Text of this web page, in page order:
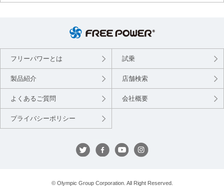
フリーパワーとは 試乗
製品紹介 店舗検索
よくあるご質問 会社概要
プライバシーポリシー
© Olympic Group Corporation. All Right Reserved.